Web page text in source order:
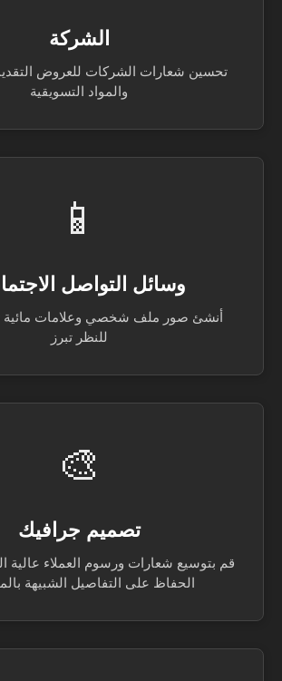
الشركة
تحسين شعارات الشركات للعروض
والمواد التسويقية
📱
وسائل التواصل
أنشئ صور ملف شخصي وعلامات مائية
للنظر تبرز
🎨
تصميم جرافيك
الحفاظ على التفاصيل الشبيهة